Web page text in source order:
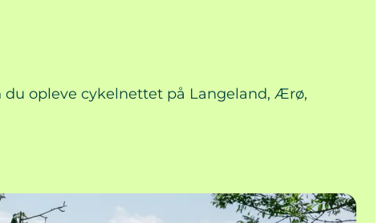
opleve cykelnettet på Langeland, Ærø,